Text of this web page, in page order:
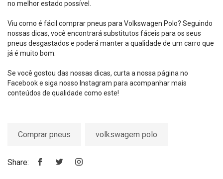
no melhor estado possível.
Viu como é fácil comprar pneus para Volkswagen Polo? Seguindo
nossas dicas, você encontrará substitutos fáceis para os seus
pneus desgastados e poderá manter a qualidade de um carro que
já é muito bom.
Se você gostou das nossas dicas, curta a nossa página no
Facebooke siga nosso Instagram para acompanhar mais
conteúdos de qualidade como este!
Comprar pneus volkswagem polo
Share: